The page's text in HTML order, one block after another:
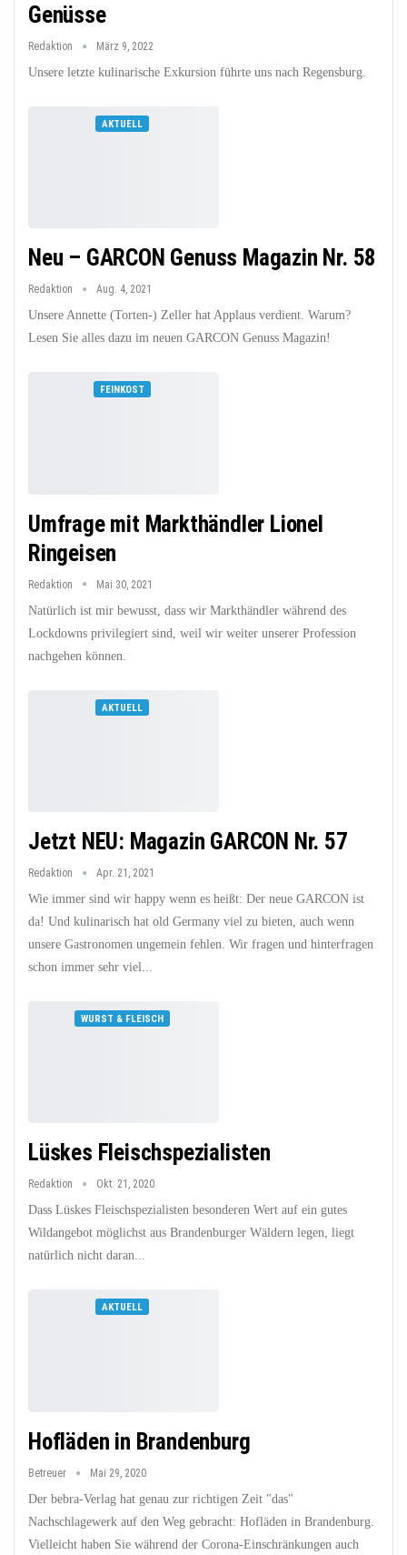
Genüsse
Redaktion März 9, 2022
Unsere letzte kulinarische Exkursion führte uns nach Regensburg.
AKTUELL
Neu – GARCON Genuss Magazin Nr. 58
Redaktion Aug. 4, 2021
Unsere Annette (Torten-) Zeller hat Applaus verdient. Warum?
Lesen Sie alles dazu im neuen GARCON Genuss Magazin!
FEINKOST
Umfrage mit Markthändler Lionel
Ringeisen
Redaktion Mai 30, 2021
Natürlich ist mir bewusst, dass wir Markthändler während des
Lockdowns privilegiert sind, weil wir weiter unserer Profession
nachgehen können.
AKTUELL
Jetzt NEU: Magazin GARCON Nr. 57
Redaktion Apr. 21, 2021
Wie immer sind wir happy wenn es heißt: Der neue GARCON ist
da! Und kulinarisch hat old Germany viel zu bieten, auch wenn
unsere Gastronomen ungemein fehlen. Wir fragen und hinterfragen
schon immer sehr viel...
WURST & FLEISCH
Lüskes Fleischspezialisten
Redaktion Okt. 21, 2020
Dass Lüskes Fleischspezialisten besonderen Wert auf ein gutes
Wildangebot möglichst aus Brandenburger Wäldern legen, liegt
natürlich nicht daran...
AKTUELL
Hofläden in Brandenburg
Betreuer Mai 29, 2020
Der bebra-Verlag hat genau zur richtigen Zeit "das"
Nachschlagewerk auf den Weg gebracht: Hofläden in Brandenburg.
Vielleicht haben Sie während der Corona-Einschränkungen auch